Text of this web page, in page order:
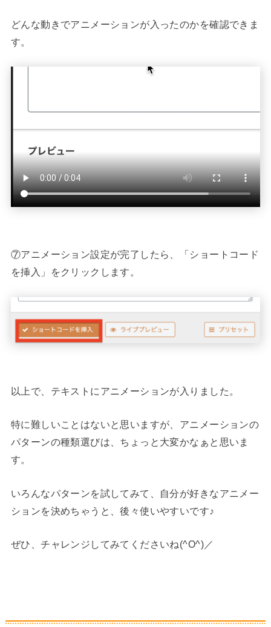
どんな動きでアニメーションが入ったのかを確認できま
す。
⑦アニメーション設定が完了したら、「ショートコード
を挿入」をクリックします。
以上で、テキストにアニメーションが入りました。
特に難しいことはないと思いますが、アニメーションの
パターンの種類選びは、ちょっと大変かなぁと思いま
す。
いろんなパターンを試してみて、自分が好きなアニメー
ションを決めちゃうと、後々使いやすいです♪
ぜひ、チャレンジしてみてくださいね(^O^)／